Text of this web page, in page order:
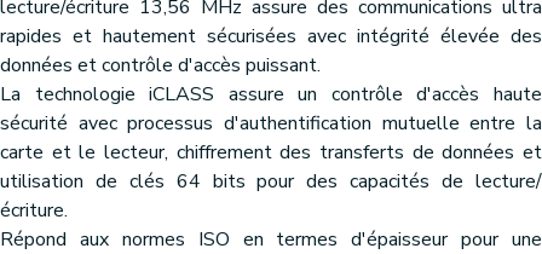
lecture/écriture 13,56 MHz assure des communications ultra
rapides et hautement sécurisées avec intégrité élevée des
données et contrôle d'accès puissant.
La technologie iCLASS assure un contrôle d'accès haute
sécurité avec processus d'authentification mutuelle entre la
carte et le lecteur, chiffrement des transferts de données et
utilisation de clés 64 bits pour des capacités de lecture/
écriture.
Répond aux normes ISO en termes d'épaisseur pour une